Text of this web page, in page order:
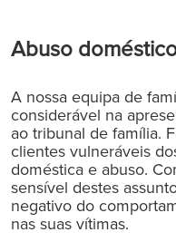
Abuso
A nossa equipa de
considerável na
ao tribunal de família.
clientes vulneráveis
doméstica e abuso.
sensível destes
negativo do
nas suas vítimas.